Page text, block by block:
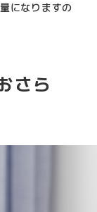
になりますの
さら